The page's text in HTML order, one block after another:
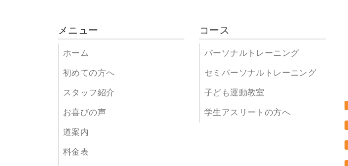
メニュー
ホーム
初めての方へ
スタッフ紹介
お喜びの声
道案内
料金表
コース
パーソナルトレーニング
セミパーソナルトレーニング
子ども運動教室
学生アスリートの方へ